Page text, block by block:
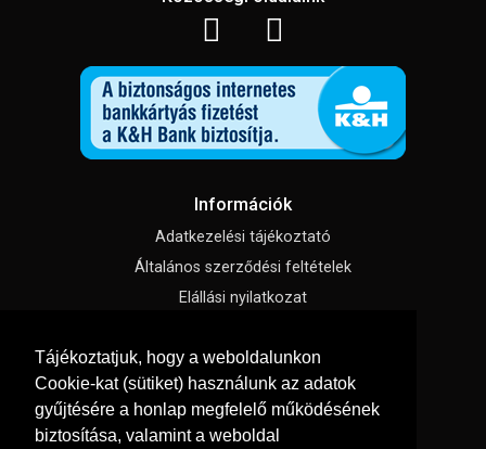
Tájékoztatjuk, hogy a weboldalunkon
Cookie-kat (sütiket) használunk az adatok
gyűjtésére a honlap megfelelő működésének
biztosítása, valamint a weboldal
Információk
Adatkezelési tájékoztató
Általános szerződési feltételek
Elállási nyilatkozat
Süti beállítások
Menü